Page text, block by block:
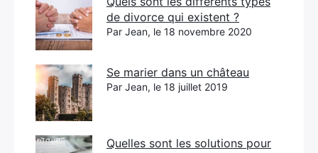
de divorce qui existent ?
Par Jean, le 18 novembre 2020
Se marier dans un château
Par Jean, le 18 juillet 2019
Quelles sont les solutions pour